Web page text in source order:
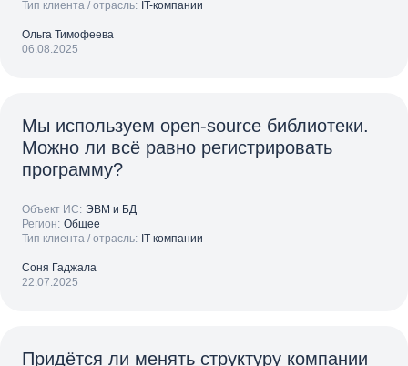
Тип клиента / отрасль: IT-компании
Ольга Тимофеева
06.08.2025
Мы используем open‑source библиотеки.
Можно ли всё равно регистрировать
программу?
Объект ИС: ЭВМ и БД
Регион: Общее
Тип клиента / отрасль: IT-компании
Соня Гаджала
22.07.2025
Придётся ли менять структуру компании